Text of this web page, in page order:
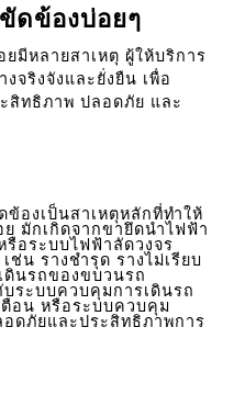
ขัดข้องบ่อยๆ
ยมีหลายสาเหตุ ผู้ให้บริการ
จริงจังและยั่งยืน เพื่อ
สิทธิภาพ ปลอดภัย และ
องเป็นสาเหตุหลักที่ทำให้
มักเกิดจากขายึดนำไฟฟ้า
อระบบไฟฟ้าลัดวงจร
ช่น รางชำรุด รางไม่เรียบ
ดินรถของขบวนรถ
ระบบควบคุมการเดินรถ
น หรือระบบควบคุม
ดภัยและประสิทธิภาพการ